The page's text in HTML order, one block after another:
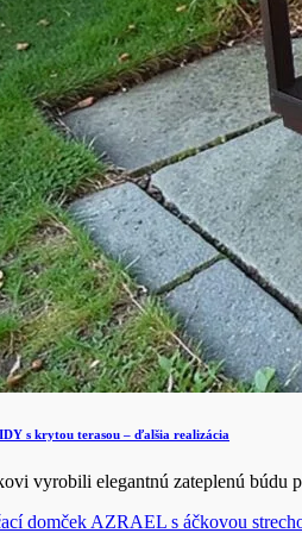
s krytou terasou – ďalšia realizácia
vyrobili elegantnú zateplenú búdu